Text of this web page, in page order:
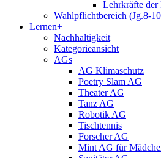
Lehrkräfte der
Wahlpflichtbereich (Jg.8-
Lernen+
Nachhaltigkeit
Kategorieansicht
AGs
AG Klimaschutz
Poetry Slam AG
Theater AG
Tanz AG
Robotik AG
Tischtennis
Forscher AG
Mint AG für